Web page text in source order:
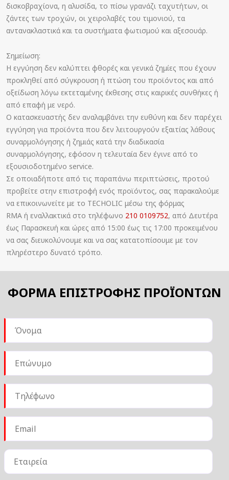
δισκοβραχίονα, η αλυσίδα, το πίσω γρανάζι ταχυτήτων, οι
ζάντες των τροχών, οι χειρολαβές του τιμονιού, τα
αντανακλαστικά και τα συστήματα φωτισμού και αξεσουάρ.
Σημείωση:
Η εγγύηση δεν καλύπτει φθορές και γενικά ζημίες που έχουν
προκληθεί από σύγκρουση ή πτώση του προϊόντος και από
οξείδωση λόγω εκτεταμένης έκθεσης στις καιρικές συνθήκες ή
από επαφή με νερό.
Ο κατασκευαστής δεν αναλαμβάνει την ευθύνη και δεν παρέχει
εγγύηση για προϊόντα που δεν λειτουργούν εξαιτίας λάθους
συναρμολόγησης ή ζημιάς κατά την διαδικασία
συναρμολόγησης, εφόσον η τελευταία δεν έγινε από το
εξουσιοδοτημένο service.
Σε οποιαδήποτε από τις παραπάνω περιπτώσεις, προτού
προβείτε στην επιστροφή ενός προϊόντος, σας παρακαλούμε
να επικοινωνείτε με τo TECHOLIC μέσω της φόρμας
RMA ή εναλλακτικά στο τηλέφωνο 210 0109752, από Δευτέρα
έως Παρασκευή και ώρες από 15:00 έως τις 17:00 προκειμένου
να σας διευκολύνουμε και να σας κατατοπίσουμε με τον
πληρέστερο δυνατό τρόπο.
ΦΟΡΜΑ ΕΠΙΣΤΡΟΦΗΣ ΠΡΟΪΟΝΤΩΝ